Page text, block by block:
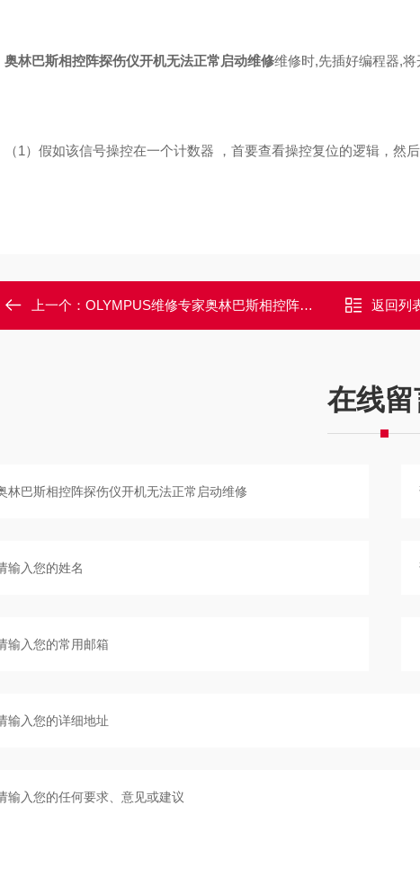
奥林巴斯相控阵探伤仪开机无法正常启动维修维修时,先插好编程器,
（1）假如该信号操控在一个计数器 ，首要查看操控复位的逻辑，然
上一个： OLYMPUS维修专家奥林巴斯相控阵探伤仪通电开不了机维修解决 返回列
在线留